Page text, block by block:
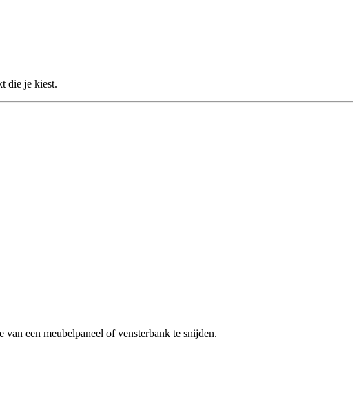
die je kiest.
een meubelpaneel of vensterbank te snijden.